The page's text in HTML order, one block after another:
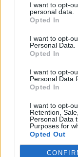
I want to opt-
personal data.
Opted In
I want to opt-
Personal Data.
Opted In
I want to opt-
Personal Data
Opted In
I want to opt-
Retention,
Personal Data
Purposes for
Opted Out
ύποπτα
Βεβαιωθείτε
λογαριασμοί
ισχυρούς,
παραγόντων
Μείνετε
λογισμικό
το